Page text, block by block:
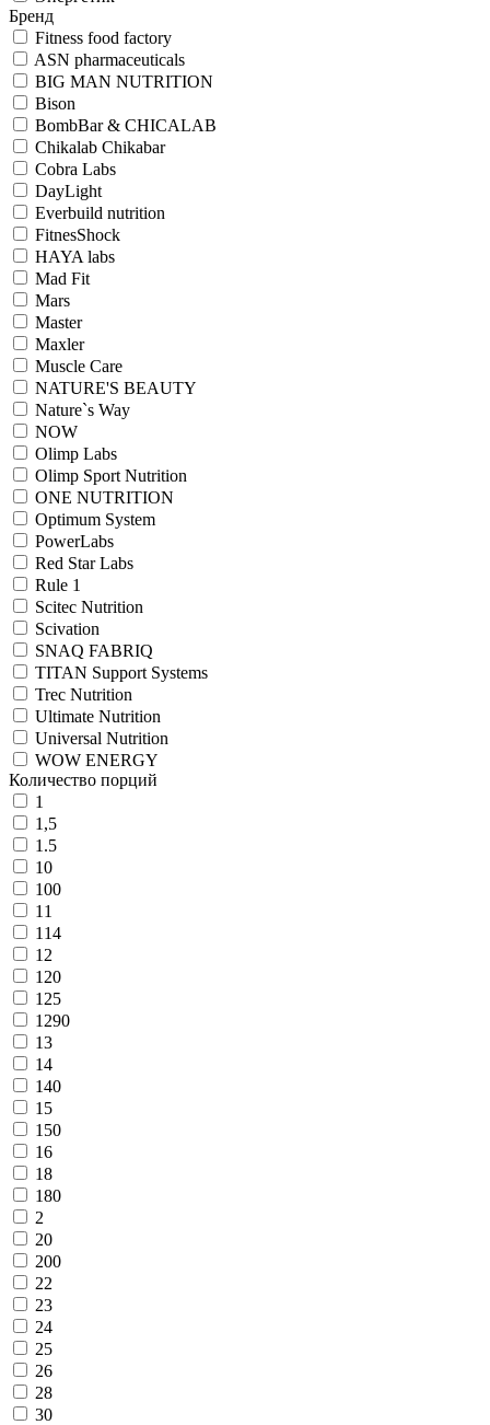
Бренд
Fitness food factory
ASN pharmaceuticals
BIG MAN NUTRITION
Bison
BombBar & CHICALAB
Chikalab Chikabar
Cobra Labs
DayLight
Everbuild nutrition
FitnesShock
HAYA labs
Mad Fit
Mars
Master
Maxler
Muscle Care
NATURE'S BEAUTY
Nature`s Way
NOW
Olimp Labs
Olimp Sport Nutrition
ONE NUTRITION
Optimum System
PowerLabs
Red Star Labs
Rule 1
Scitec Nutrition
Scivation
SNAQ FABRIQ
TITAN Support Systems
Trec Nutrition
Ultimate Nutrition
Universal Nutrition
WOW ENERGY
Количество порций
1
1,5
1.5
10
100
11
114
12
120
125
1290
13
14
140
15
150
16
18
180
2
20
200
22
23
24
25
26
28
30